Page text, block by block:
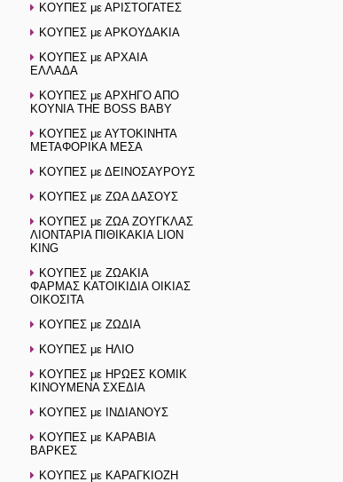
ΚΟΥΠΕΣ με ΑΡΙΣΤΟΓΑΤΕΣ
ΚΟΥΠΕΣ με ΑΡΚΟΥΔΑΚΙΑ
ΚΟΥΠΕΣ με ΑΡΧΑΙΑ
ΕΛΛΑΔΑ
ΚΟΥΠΕΣ με ΑΡΧΗΓΟ ΑΠΟ
ΚΟΥΝΙΑ THE BOSS BABY
ΚΟΥΠΕΣ με ΑΥΤΟΚΙΝΗΤΑ
ΜΕΤΑΦΟΡΙΚΑ ΜΕΣΑ
ΚΟΥΠΕΣ με ΔΕΙΝΟΣΑΥΡΟΥΣ
ΚΟΥΠΕΣ με ΖΩΑ ΔΑΣΟΥΣ
ΚΟΥΠΕΣ με ΖΩΑ ΖΟΥΓΚΛΑΣ
ΛΙΟΝΤΑΡΙΑ ΠΙΘΙΚΑΚΙΑ LION
KING
ΚΟΥΠΕΣ με ΖΩΑΚΙΑ
ΦΑΡΜΑΣ ΚΑΤΟΙΚΙΔΙΑ ΟΙΚΙΑΣ
ΟΙΚΟΣΙΤΑ
ΚΟΥΠΕΣ με ΖΩΔΙΑ
ΚΟΥΠΕΣ με ΗΛΙΟ
ΚΟΥΠΕΣ με ΗΡΩΕΣ ΚΟΜΙΚ
ΚΙΝΟΥΜΕΝΑ ΣΧΕΔΙΑ
ΚΟΥΠΕΣ με ΙΝΔΙΑΝΟΥΣ
ΚΟΥΠΕΣ με ΚΑΡΑΒΙΑ
ΒΑΡΚΕΣ
ΚΟΥΠΕΣ με ΚΑΡΑΓΚΙΟΖΗ